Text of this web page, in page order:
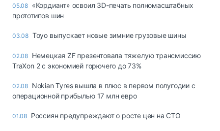
05.08 «Кордиант» освоил 3D-печать полномасштабных
прототипов шин
03.08 Toyo выпускает новые зимние грузовые шины
02.08 Немецкая ZF презентовала тяжелую трансмиссию
TraXon 2 с экономией горючего до 73%
02.08 Nokian Tyres вышла в плюс в первом полугодии с
операционной прибылью 17 млн евро
01.08 Россиян предупреждают о росте цен на СТО